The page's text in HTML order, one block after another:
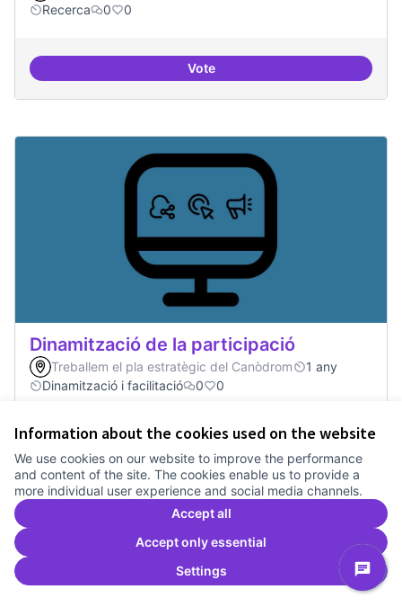
Information about the cookies used on the website
We use cookies on our website to improve the performance
and content of the site. The cookies enable us to provide a
more individual user experience and social media channels.
Accept all
Accept only essential
Settings
Recerca
0 0
VoteDigitalització de l'administració
Dinamització de la participació
Treballem el pla estratègic del Canòdrom
1 any
Dinamització i facilitació
0 0
VoteDinamització de la participació